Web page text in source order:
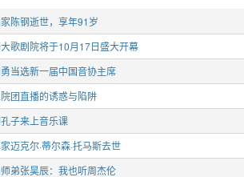
陈钢逝世，享年91岁
大歌剧院将于10月17日盛大开幕
当选新一届中国音协主席
团直播的诱惑与陷阱
子来上音乐课
迈克尔·蒂尔森·托马斯去世
弟张昊辰：我也听周杰伦